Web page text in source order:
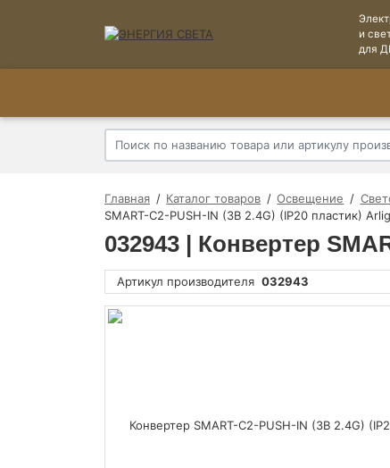
и
для
Главная Каталог товаров Освещение
SMART-C2-PUSH-IN (3В 2.4G) (IP20 пластик)
032943 | Конвертер
Артикул производителя 032943